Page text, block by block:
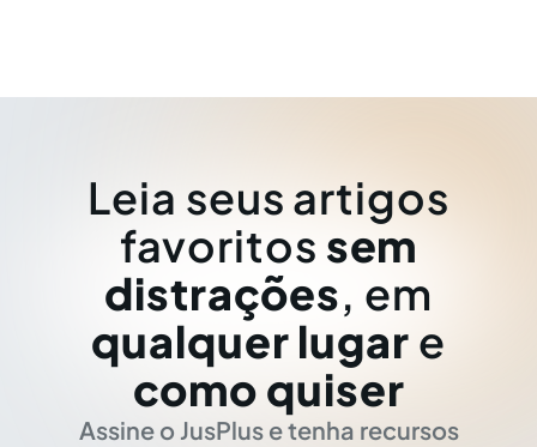
Leia seus artigos
favoritos sem
distrações, em
qualquer lugar e
como quiser
Assine o JusPlus e tenha recursos